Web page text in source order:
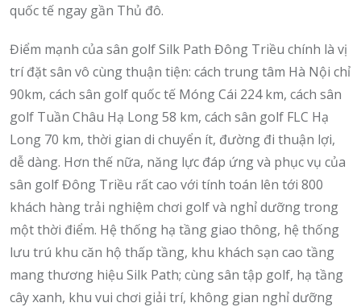
quốc tế ngay gần Thủ đô.
Điểm mạnh của sân golf Silk Path Đông Triều chính là vị
trí đặt sân vô cùng thuận tiện: cách trung tâm Hà Nội chỉ
90km, cách sân golf quốc tế Móng Cái 224 km, cách sân
golf Tuần Châu Hạ Long 58 km, cách sân golf FLC Hạ
Long 70 km, thời gian di chuyển ít, đường đi thuận lợi,
dễ dàng. Hơn thế nữa, năng lực đáp ứng và phục vụ của
sân golf Đông Triều rất cao với tính toán lên tới 800
khách hàng trải nghiệm chơi golf và nghỉ dưỡng trong
một thời điểm. Hệ thống hạ tầng giao thông, hệ thống
lưu trú khu căn hộ thấp tầng, khu khách sạn cao tầng
mang thương hiệu Silk Path; cùng sân tập golf, hạ tầng
cây xanh, khu vui chơi giải trí, không gian nghỉ dưỡng